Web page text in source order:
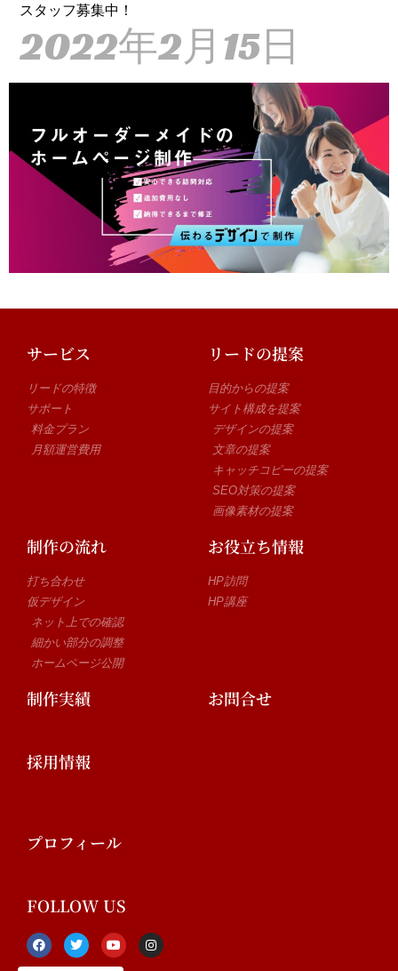
スタッフ募集中！
2022年2月15日
サービス
リードの特徴
サポート
料金プラン
月額運営費用
リードの提案
目的からの提案
サイト構成を提案
デザインの提案
文章の提案
キャッチコピーの提案
SEO対策の提案
画像素材の提案
制作の流れ
打ち合わせ
仮デザイン
ネット上での確認
細かい部分の調整
ホームページ公開
お役立ち情報
HP訪問
HP講座
制作実績 お問合せ
採用情報
プロフィール
FOLLOW US
F
a
c
T
w
i
Y
o
u
I
n
s